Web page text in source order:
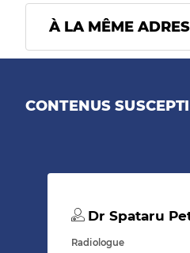
À LA MÊME
CONTENUS
Dr Spataru
Radiologue